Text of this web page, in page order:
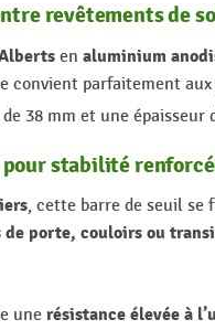
revêtements de
en aluminium
convient parfaitement aux
38 mm et une épaisseur
stabilité
, cette barre de seuil se
de porte, couloirs ou
une résistance élevée à